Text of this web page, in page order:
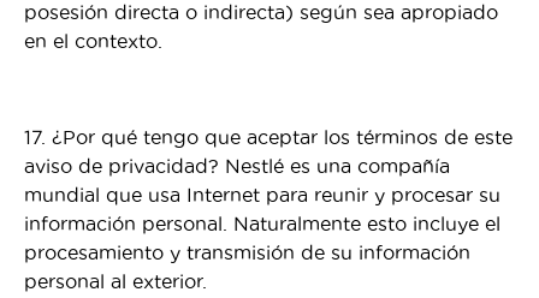
posesión directa o indirecta) según sea apropiado
en el contexto.
17. ¿Por qué tengo que aceptar los términos de este
aviso de privacidad? Nestlé es una compañía
mundial que usa Internet para reunir y procesar su
información personal. Naturalmente esto incluye el
procesamiento y transmisión de su información
personal al exterior.